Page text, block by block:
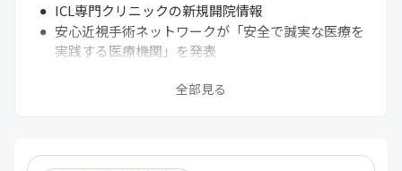
ICL専門クリニックの新規開院情報
安心近視手術ネットワークが「安全で誠実な医療を
実践する医療機関」を発表
ICL手術のリスクと対策
ICL手術についてのよくある質問
全部見る